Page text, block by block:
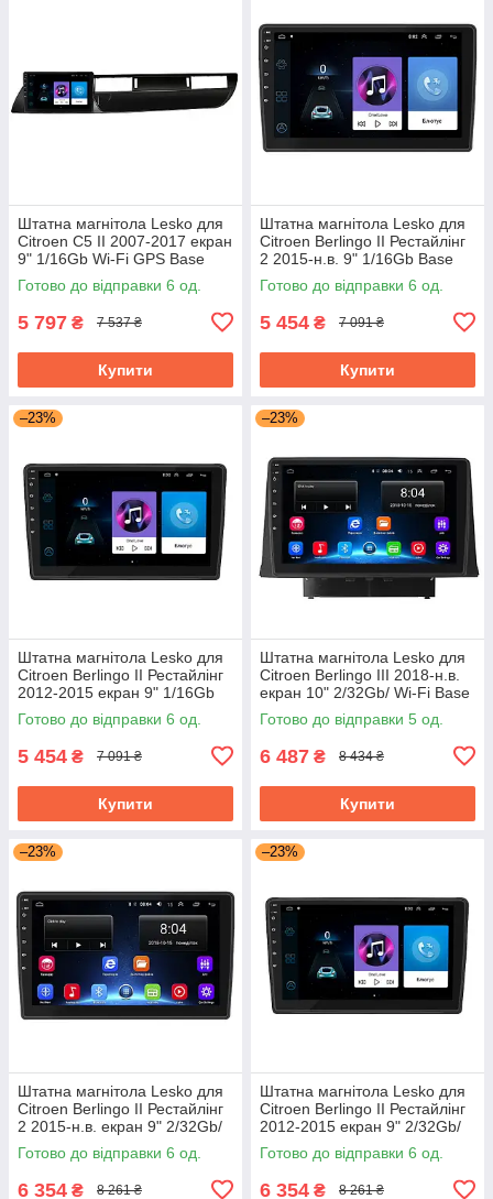
Штатна магнітола Lesko для
Citroen C5 II 2007-2017 екран
9" 1/16Gb Wi-Fi GPS Base
Сітроен
Готово до відправки 6 од.
5 797 ₴ 7 537 ₴
Купити
Штатна магнітола Lesko для
Citroen Berlingo II Рестайлінг
2 2015-н.в. 9" 1/16Gb Base
Wi-Fi Android Берлінго
Готово до відправки 6 од.
5 454 ₴ 7 091 ₴
Купити
–23%
Штатна магнітола Lesko для
Citroen Berlingo II Рестайлінг
2012-2015 екран 9" 1/16Gb
Base Wi-Fi GPS Берлінго
Готово до відправки 6 од.
5 454 ₴ 7 091 ₴
Купити
–23%
Штатна магнітола Lesko для
Citroen Berlingo III 2018-н.в.
екран 10" 2/32Gb/ Wi-Fi Base
GPS Android Ситроен
Готово до відправки 5 од.
6 487 ₴ 8 434 ₴
Купити
–23%
Штатна магнітола Lesko для
Citroen Berlingo II Рестайлінг
2 2015-н.в. екран 9" 2/32Gb/
Wi-Fi Base GPS
Готово до відправки 6 од.
6 354 ₴ 8 261 ₴
–23%
Штатна магнітола Lesko для
Citroen Berlingo II Рестайлінг
2012-2015 екран 9" 2/32Gb/
Wi-Fi Base GPS Android
Готово до відправки 6 од.
6 354 ₴ 8 261 ₴